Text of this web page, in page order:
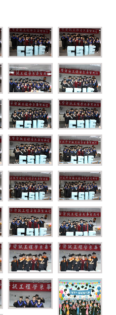
No
Caption
No
Caption
No
Caption
No
Caption
No
Caption
No
Caption
No
Caption
No
Caption
No
Caption
No
Caption
No
Caption
No
Caption
No
Caption
No
Caption
No
Caption
No
Caption